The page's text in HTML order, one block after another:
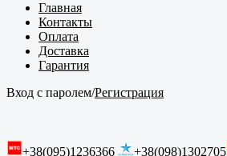
Главная
Контакты
Оплата
Доставка
Гарантия
Вход с паролем/Регистрация
+38(095)1236366 +38(098)1302705